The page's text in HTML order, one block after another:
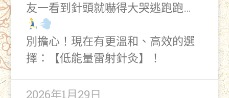
友一看到針頭就嚇得大哭逃跑跑…
別擔心！現在有更溫和、高效的選
擇：【低能量雷射針灸】！
2026年1月29日